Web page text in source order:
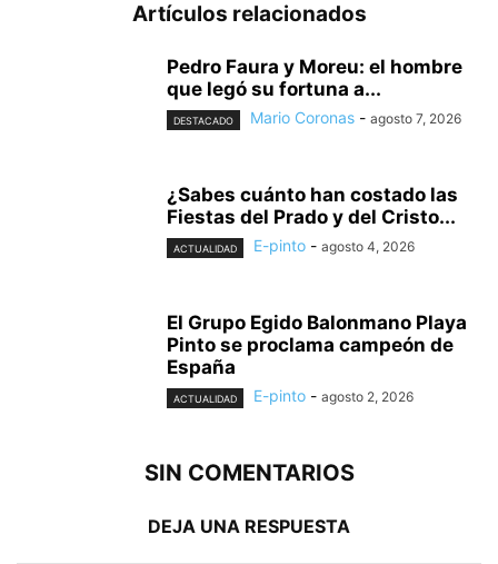
Artículos relacionados
Pedro Faura y Moreu: el hombre
que legó su fortuna a...
DESTACADO Mario Coronas - agosto 7, 2026
¿Sabes cuánto han costado las
Fiestas del Prado y del Cristo...
ACTUALIDAD E-pinto - agosto 4, 2026
El Grupo Egido Balonmano Playa
Pinto se proclama campeón de
España
ACTUALIDAD E-pinto - agosto 2, 2026
SIN COMENTARIOS
DEJA UNA RESPUESTA